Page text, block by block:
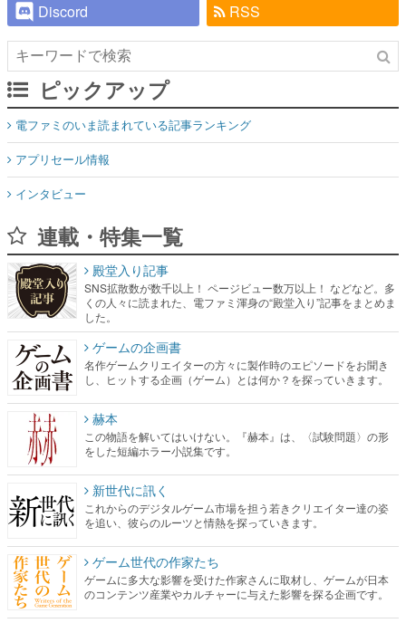
Discord
RSS
ピックアップ
電ファミのいま読まれている記事ランキング
アプリセール情報
インタビュー
連載・特集一覧
殿堂入り記事
SNS拡散数が数千以上！ ページビュー数万以上！ などなど。多
くの人々に読まれた、電ファミ渾身の“殿堂入り”記事をまとめま
した。
ゲームの企画書
名作ゲームクリエイターの方々に製作時のエピソードをお聞き
し、ヒットする企画（ゲーム）とは何か？を探っていきます。
赫本
この物語を解いてはいけない。『赫本』は、〈試験問題〉の形
をした短編ホラー小説集です。
新世代に訊く
これからのデジタルゲーム市場を担う若きクリエイター達の姿
を追い、彼らのルーツと情熱を探っていきます。
ゲーム世代の作家たち
ゲームに多大な影響を受けた作家さんに取材し、ゲームが日本
のコンテンツ産業やカルチャーに与えた影響を探る企画です。